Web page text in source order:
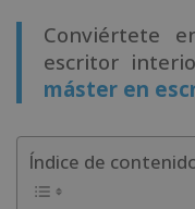
Conviértete
escritor
máster en
Índice de